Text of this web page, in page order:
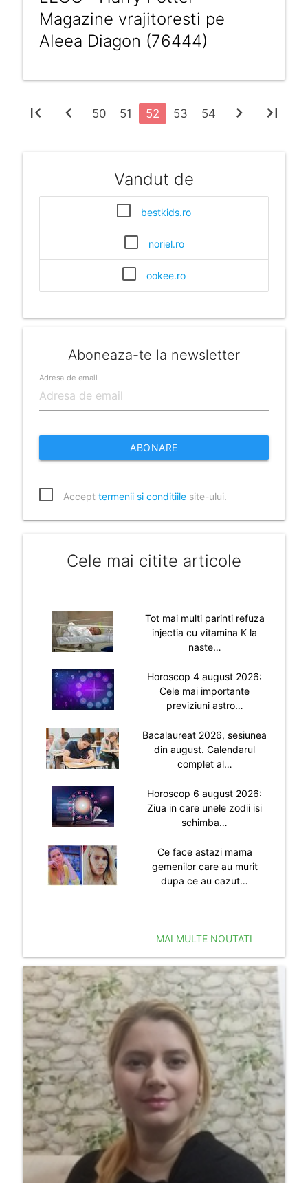
Magazine vrajitoresti pe
Aleea Diagon (76444)
first_page chevron_left 50 51 52 53 54 chevron_right last_page
Vandut de
bestkids.ro
noriel.ro
ookee.ro
Aboneaza-te la newsletter
Adresa de email
ABONARE
Accept termenii si conditiilesite-ului.
Cele mai citite articole
Tot mai multi parinti refuza
injectia cu vitamina K la
naste…
Horoscop 4 august 2026:
Cele mai importante
previziuni astro…
Bacalaureat 2026, sesiunea
din august. Calendarul
complet al…
Horoscop 6 august 2026:
Ziua in care unele zodii isi
schimba…
Ce face astazi mama
gemenilor care au murit
dupa ce au cazut…
MAI MULTE NOUTATI